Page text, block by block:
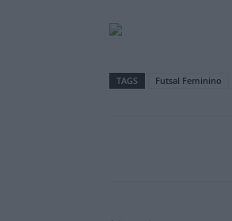
TAGS Futsal Feminino